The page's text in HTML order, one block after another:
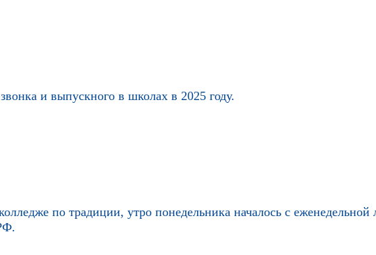
и выпускного в школах в 2025 году.
по традиции, утро понедельника началось с